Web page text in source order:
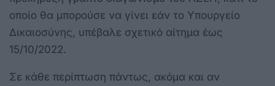
οποίο θα μπορούσε να γίνει εάν το Υπουργείο
Δικαιοσύνης, υπέβαλε σχετικό αίτημα έως
15/10/2022.
Σε κάθε περίπτωση πάντως, ακόμα και αν